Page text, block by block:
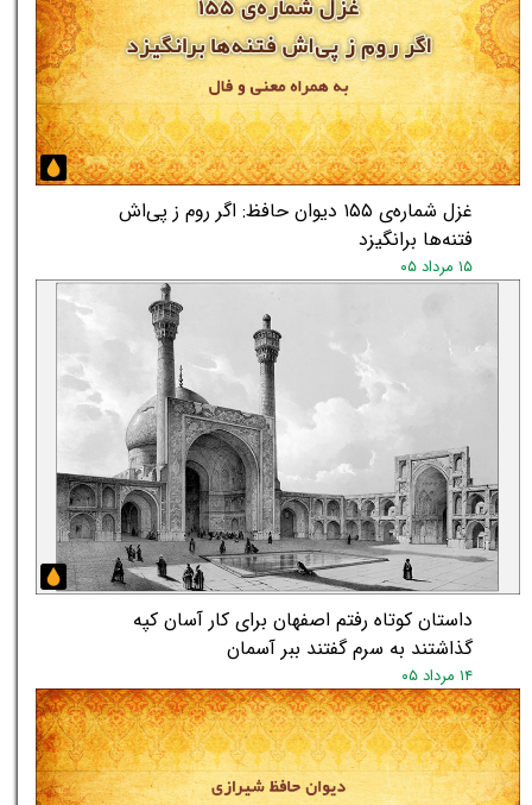
★
غزل شماره‌ی ۱۵۵ دیوان حافظ: اگر روم ز پی‌اش
فتنه‌ها برانگیزد
۱۵ مرداد ۰۵
داستان کوتاه رفتم اصفهان برای کار آسان کپه
گذاشتند به سرم گفتند ببر آسمان
۱۴ مرداد ۰۵